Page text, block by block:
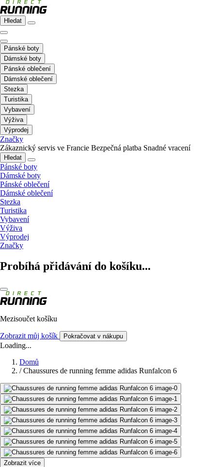
Hledat
Pánské boty
Dámské boty
Pánské oblečení
Dámské oblečení
Stezka
Turistika
Vybavení
Výživa
Výprodej
Značky
Zákaznický servis ve Francie Bezpečná platba Snadné vracení
Hledat
Pánské boty
Dámské boty
Pánské oblečení
Dámské oblečení
Stezka
Turistika
Vybavení
Výživa
Výprodej
Značky
Probíhá přidávání do košíku...
Mezisoučet košíku
Zobrazit můj košík Pokračovat v nákupu
Loading...
Domů
/ Chaussures de running femme adidas Runfalcon 6
Zobrazit více